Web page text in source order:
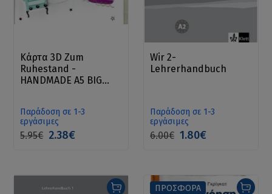
Κάρτα 3D Zum
Ruhestand -
HANDMADE A5 BIG
Παράδοση σε 1-3
εργάσιμες
5.95€ 2.38€
Wir 2-
Lehrerhandbuch
Παράδοση σε 1-3
εργάσιμες
6.00€ 1.80€
ΠΡΟΣΦΟΡΑ